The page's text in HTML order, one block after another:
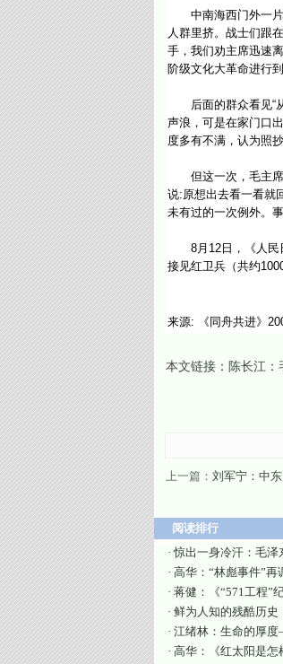
中南海西门外一片
人群里挤。战士们跟
手，我们劝主席迅速
阶级文化大革命进行到
后面的群众看见“从
声浪，可是在家门口
度多有不满，认为照
但这一次，毛主席
说:原想出去看一看就
未有过的一次例外。
8月12日，《人民日
接见红卫兵（共约
来源: 《同舟共进》
本文链接： 陈长江：
上一篇： 刘军宁：中
阅读排行
·惊出一身冷汗：毛泽
· 高华：“林彪事件”再
· 蒋健：《“571工程”
· 鲜为人知的残酷历史
· 江绪林：生命的厚
· 高华：《红太阳是怎